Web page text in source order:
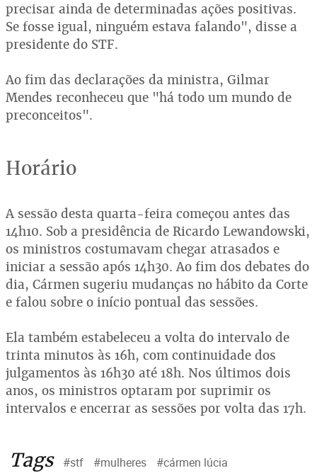
precisar ainda de determinadas ações positivas.
Se fosse igual, ninguém estava falando", disse a
presidente do STF.
Ao fim das declarações da ministra, Gilmar
Mendes reconheceu que "há todo um mundo de
preconceitos".
Horário
A sessão desta quarta-feira começou antes das
14h10. Sob a presidência de Ricardo Lewandowski,
os ministros costumavam chegar atrasados e
iniciar a sessão após 14h30. Ao fim dos debates do
dia, Cármen sugeriu mudanças no hábito da Corte
e falou sobre o início pontual das sessões.
Ela também estabeleceu a volta do intervalo de
trinta minutos às 16h, com continuidade dos
julgamentos às 16h30 até 18h. Nos últimos dois
anos, os ministros optaram por suprimir os
intervalos e encerrar as sessões por volta das 17h.
Tags #stf #mulheres #cármen lúcia